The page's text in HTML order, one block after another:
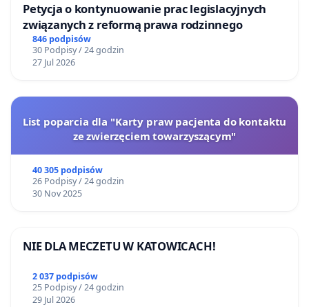
Petycja o kontynuowanie prac legislacyjnych
związanych z reformą prawa rodzinnego
846 podpisów
30 Podpisy / 24 godzin
27 Jul 2026
List poparcia dla "Karty praw pacjenta do kontaktu
ze zwierzęciem towarzyszącym"
40 305 podpisów
26 Podpisy / 24 godzin
30 Nov 2025
NIE DLA MECZETU W KATOWICACH!
2 037 podpisów
25 Podpisy / 24 godzin
29 Jul 2026